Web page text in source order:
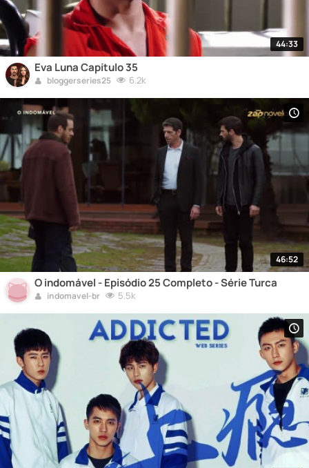
44:33
Eva Luna Capítulo 35
bloggerseries25 6.2k
46:52
O indomável - Episódio 25 Completo - Série Turca
indomavel-br 5.5k